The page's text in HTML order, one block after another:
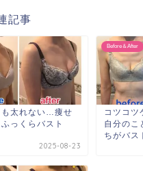
記事
も太れない…痩せ
っくらバスト
2025-08-23
Before＆After
コツコツ
自分のこ
ちがバ